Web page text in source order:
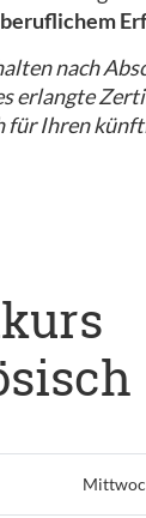
beruflichem
nach
erlangte
für Ihren